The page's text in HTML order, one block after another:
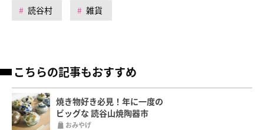
読谷村 雑貨
こちらの記事もおすすめ
焼き物好き必見！年に一度の
ビッグな 読谷山焼陶器市
おみやげ